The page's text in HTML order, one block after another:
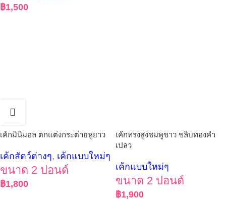
฿1,500
เค้กมินิมอล ตกแต่งกระต่ายหูยาว
เค้กสัตว์ต่างๆ, เค้กแบบใหม่ๆ
ขนาด 2 ปอนด์
฿1,800
เค้กทรงสูงชมพูขาว ขลิบทองคำ
เปลว
เค้กแบบใหม่ๆ
ขนาด 2 ปอนด์
฿1,900